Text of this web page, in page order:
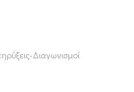
Διαγωνισμοί